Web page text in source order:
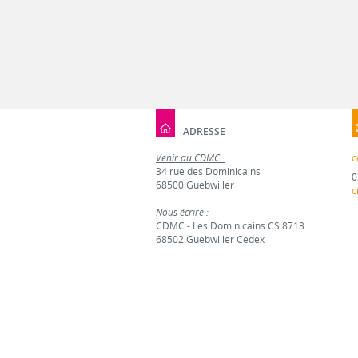
ADRESSE
Venir au CDMC :
34 rue des Dominicains
68500 Guebwiller
Nous écrire :
CDMC - Les Dominicains CS 8713
68502 Guebwiller Cedex